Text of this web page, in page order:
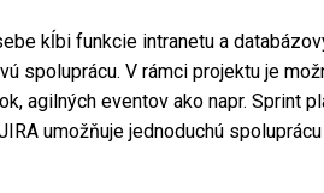
kĺbi funkcie intranetu a
spoluprácu. V rámci projektu je
agilných eventov ako napr. Sprint
umožňuje jednoduchú